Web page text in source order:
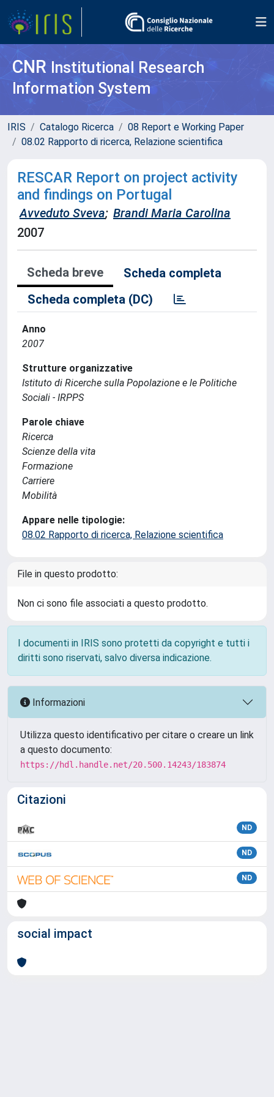
CNR Institutional Research
Information System
IRIS Catalogo Ricerca
08 Report e Working Paper
08.02 Rapporto di ricerca, Relazione scientifica
RESCAR Report on project activity
and findings on Portugal
Avveduto Sveva; Brandi Maria Carolina
2007
Scheda breve
Scheda completa
Scheda completa (DC)
Anno
2007
Strutture organizzative
Istituto di Ricerche sulla Popolazione e le Politiche
Sociali - IRPPS
Parole chiave
Ricerca
Scienze della vita
Formazione
Carriere
Mobilità
Appare nelle tipologie:
08.02 Rapporto di ricerca, Relazione scientifica
File in questo prodotto:
Non ci sono file associati a questo prodotto.
I documenti in IRIS sono protetti da copyright e tutti i
diritti sono riservati, salvo diversa indicazione.
Informazioni
Utilizza questo identificativo per citare o creare un link
a questo documento:
https://hdl.handle.net/20.500.14243/183874
Citazioni
ND
ND
ND
social impact